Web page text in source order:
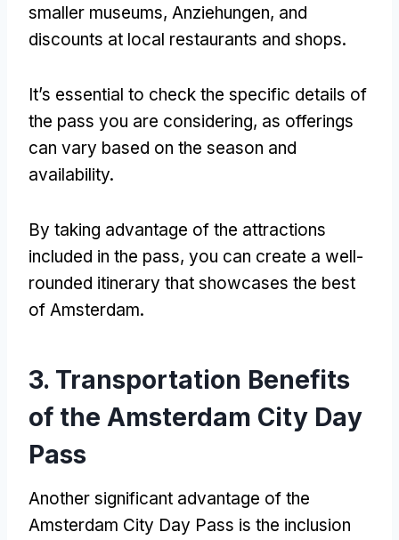
smaller museums, Anziehungen, and
discounts at local restaurants and shops.
It’s essential to check the specific details of
the pass you are considering, as offerings
can vary based on the season and
availability.
By taking advantage of the attractions
included in the pass, you can create a well-
rounded itinerary that showcases the best
of Amsterdam.
3. Transportation Benefits
of the Amsterdam City Day
Pass
Another significant advantage of the
Amsterdam City Day Pass is the inclusion